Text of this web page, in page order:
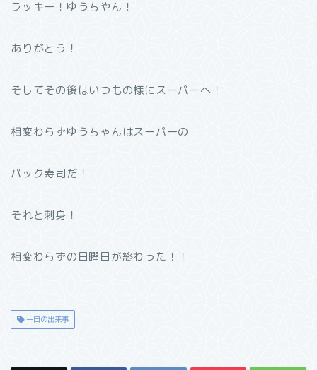
ラッキー！ゆうちやん！
ありがとう！
そしてその後はいつもの様にスーパーへ！
相変わらずゆうちゃんはスーパーの
パック寿司だ！
それと刺身！
相変わらずの日曜日が終わった！！
一日の出来事